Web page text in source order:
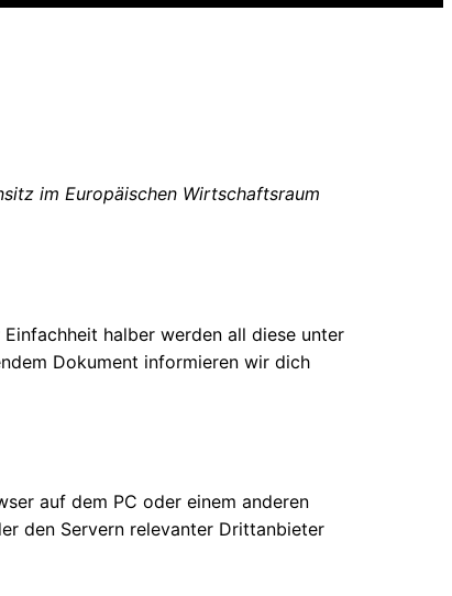
im Europäischen Wirtschaftsraum
halber werden all diese unter
Dokument informieren wir dich
auf dem PC oder einem anderen
den Servern relevanter Drittanbieter